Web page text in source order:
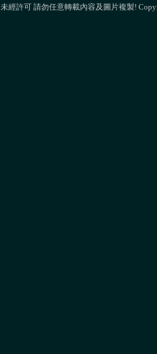
未經許可 請勿任意轉載內容及圖片複製!